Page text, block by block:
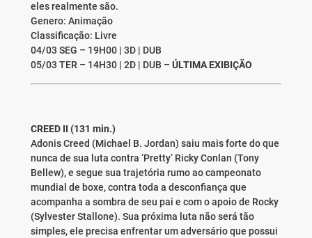
eles realmente são.
Genero: Animação
Classificação: Livre
04/03 SEG – 19H00 | 3D | DUB
05/03 TER – 14H30 | 2D | DUB – ÚLTIMA EXIBIÇÃO
CREED II (131 min.)
Adonis Creed (Michael B. Jordan) saiu mais forte do que
nunca de sua luta contra ‘Pretty’ Ricky Conlan (Tony
Bellew), e segue sua trajetória rumo ao campeonato
mundial de boxe, contra toda a desconfiança que
acompanha a sombra de seu pai e com o apoio de Rocky
(Sylvester Stallone). Sua próxima luta não será tão
simples, ele precisa enfrentar um adversário que possui